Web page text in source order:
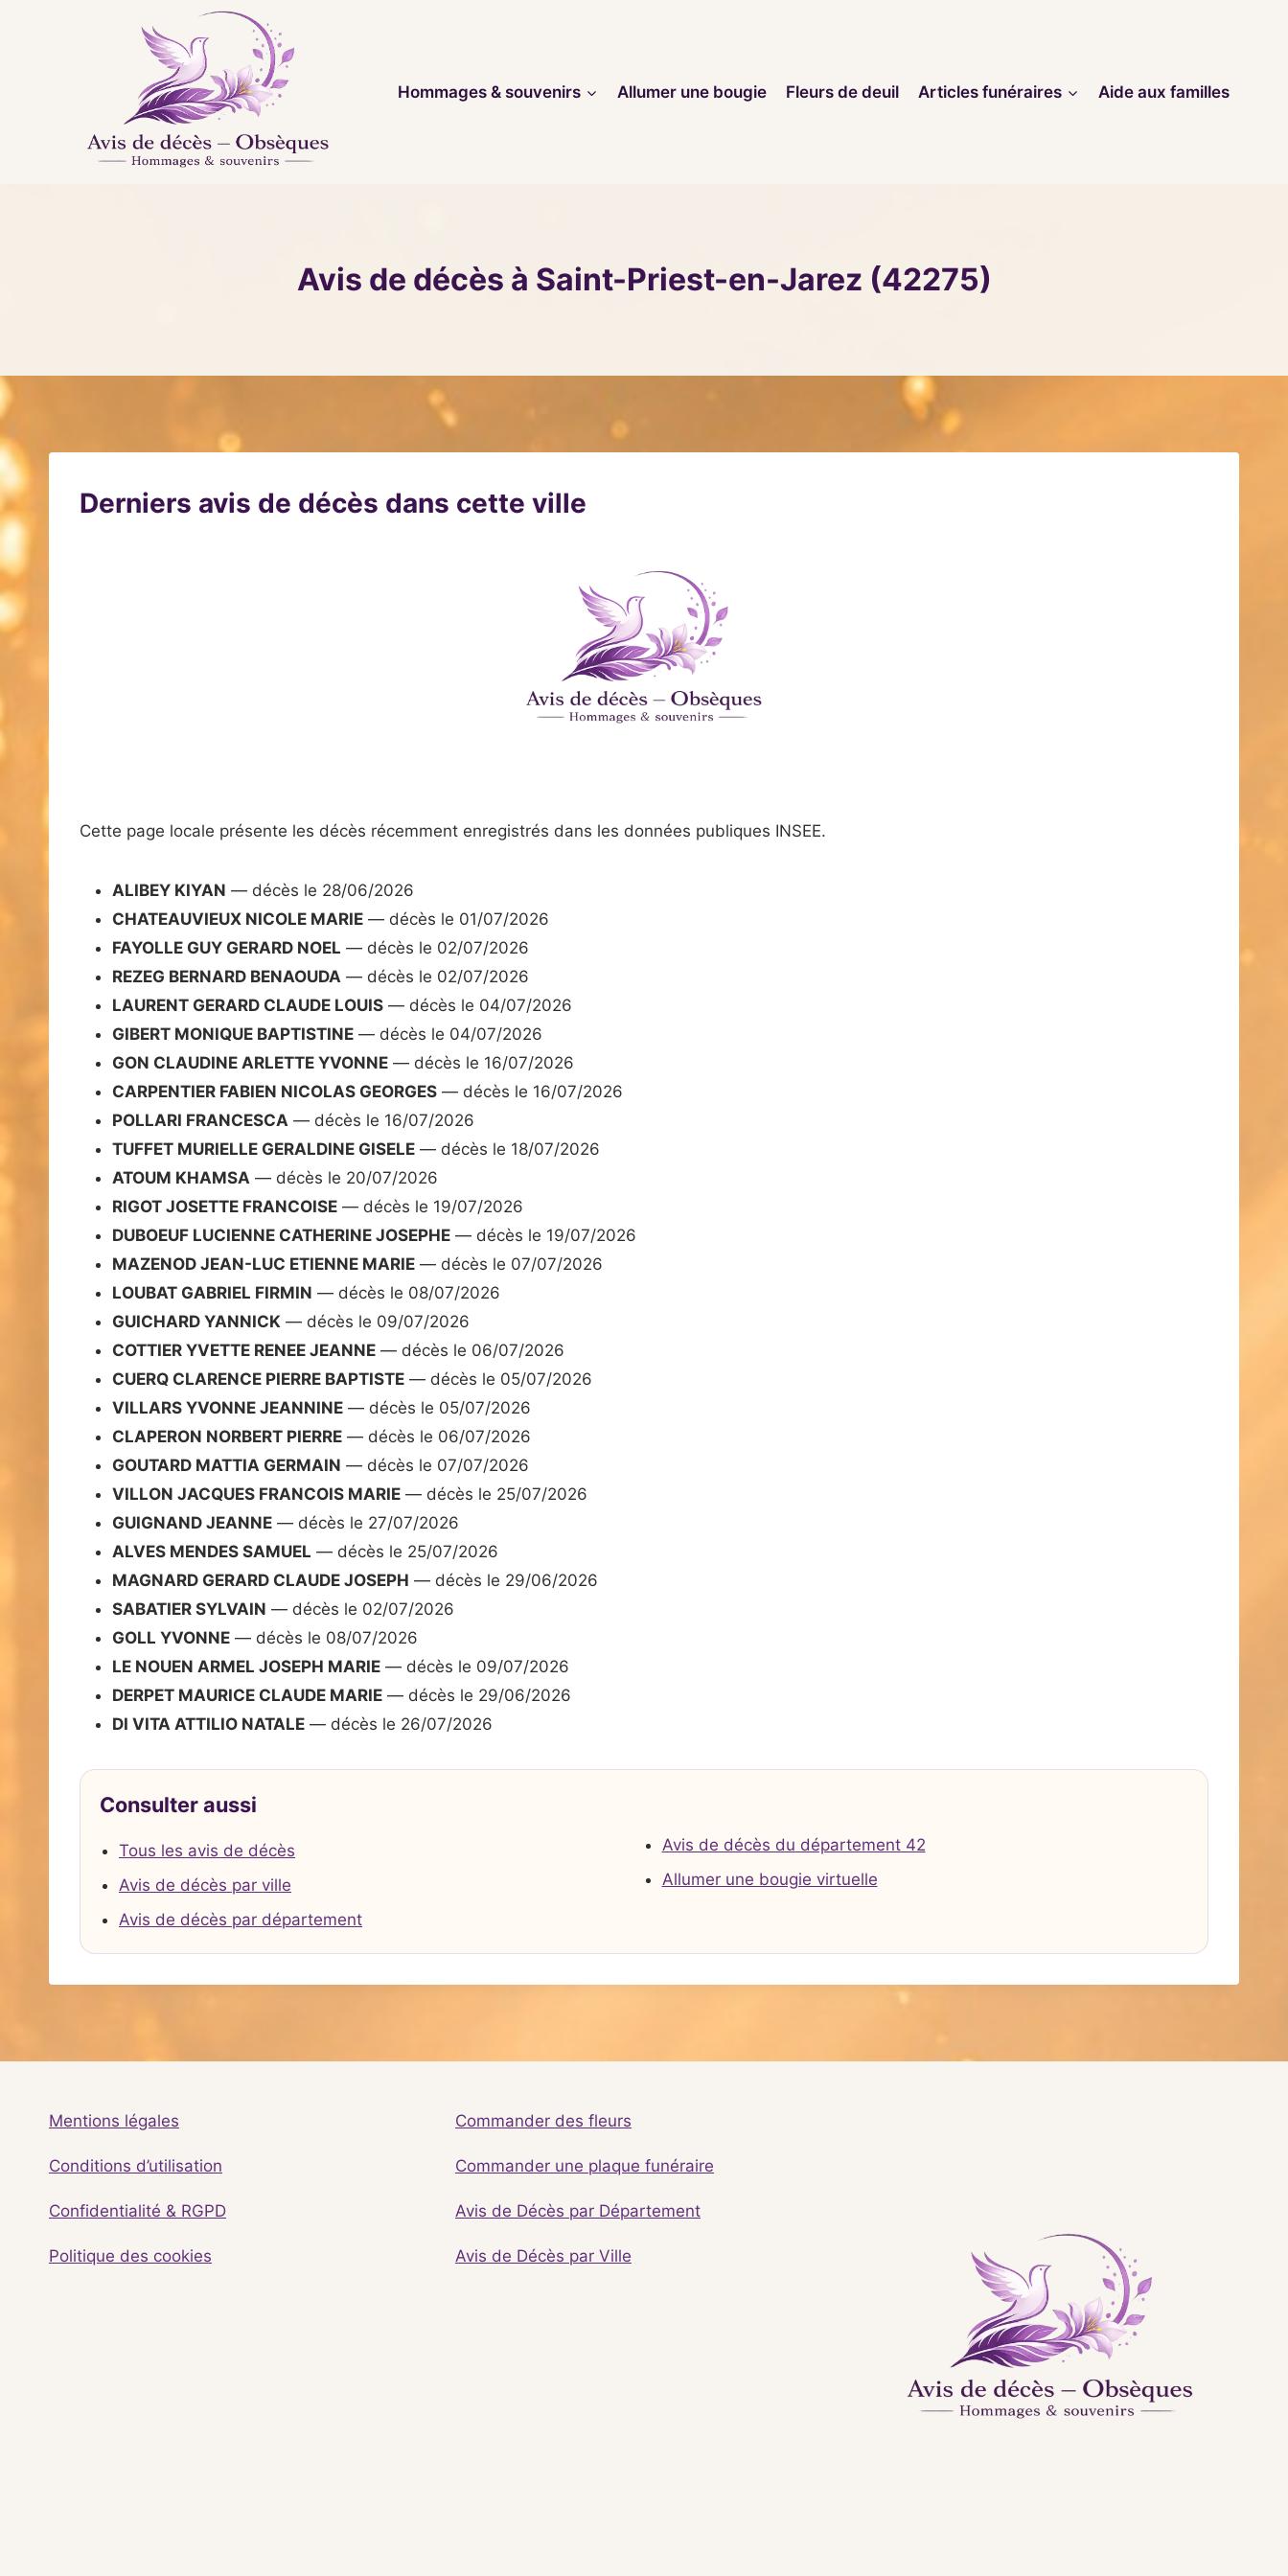
Hommages & souvenirs
Allumer une bougie Fleurs de deuil Articles funéraires Aide aux familles
Avis de décès à Saint-Priest-en-Jarez (42275)
Derniers avis de décès dans cette ville
Cette page locale présente les décès récemment enregistrés dans les données publiques INSEE.
ALIBEY KIYAN — décès le 28/06/2026
CHATEAUVIEUX NICOLE MARIE — décès le 01/07/2026
FAYOLLE GUY GERARD NOEL — décès le 02/07/2026
REZEG BERNARD BENAOUDA — décès le 02/07/2026
LAURENT GERARD CLAUDE LOUIS — décès le 04/07/2026
GIBERT MONIQUE BAPTISTINE — décès le 04/07/2026
GON CLAUDINE ARLETTE YVONNE — décès le 16/07/2026
CARPENTIER FABIEN NICOLAS GEORGES — décès le 16/07/2026
POLLARI FRANCESCA — décès le 16/07/2026
TUFFET MURIELLE GERALDINE GISELE — décès le 18/07/2026
ATOUM KHAMSA — décès le 20/07/2026
RIGOT JOSETTE FRANCOISE — décès le 19/07/2026
DUBOEUF LUCIENNE CATHERINE JOSEPHE — décès le 19/07/2026
MAZENOD JEAN-LUC ETIENNE MARIE — décès le 07/07/2026
LOUBAT GABRIEL FIRMIN — décès le 08/07/2026
GUICHARD YANNICK — décès le 09/07/2026
COTTIER YVETTE RENEE JEANNE — décès le 06/07/2026
CUERQ CLARENCE PIERRE BAPTISTE — décès le 05/07/2026
VILLARS YVONNE JEANNINE — décès le 05/07/2026
CLAPERON NORBERT PIERRE — décès le 06/07/2026
GOUTARD MATTIA GERMAIN — décès le 07/07/2026
VILLON JACQUES FRANCOIS MARIE — décès le 25/07/2026
GUIGNAND JEANNE — décès le 27/07/2026
ALVES MENDES SAMUEL — décès le 25/07/2026
MAGNARD GERARD CLAUDE JOSEPH — décès le 29/06/2026
SABATIER SYLVAIN — décès le 02/07/2026
GOLL YVONNE — décès le 08/07/2026
LE NOUEN ARMEL JOSEPH MARIE — décès le 09/07/2026
DERPET MAURICE CLAUDE MARIE — décès le 29/06/2026
DI VITA ATTILIO NATALE — décès le 26/07/2026
Consulter aussi
Tous les avis de décès
Avis de décès par ville
Avis de décès par département
Avis de décès du département 42
Allumer une bougie virtuelle
Mentions légales
Conditions d’utilisation
Confidentialité & RGPD
Politique des cookies
Commander des fleurs
Commander une plaque funéraire
Avis de Décès par Département
Avis de Décès par Ville